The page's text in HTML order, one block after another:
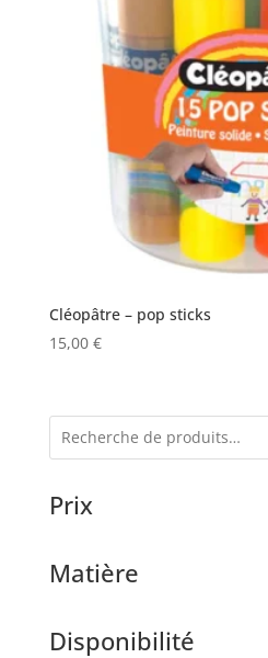
Cléopâtre – pop sticks
15,00 €
Prix
Matière
Disponibilité